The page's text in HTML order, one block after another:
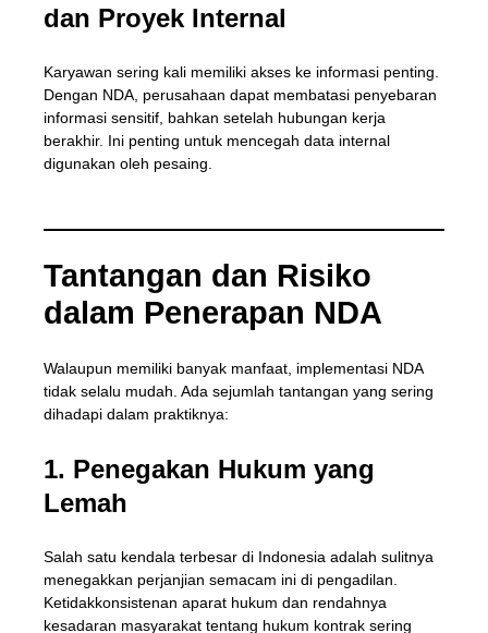
dan Proyek Internal
Karyawan sering kali memiliki akses ke informasi penting.
Dengan NDA, perusahaan dapat membatasi penyebaran
informasi sensitif, bahkan setelah hubungan kerja
berakhir. Ini penting untuk mencegah data internal
digunakan oleh pesaing.
Tantangan dan Risiko
dalam Penerapan NDA
Walaupun memiliki banyak manfaat, implementasi NDA
tidak selalu mudah. Ada sejumlah tantangan yang sering
dihadapi dalam praktiknya:
1. Penegakan Hukum yang
Lemah
Salah satu kendala terbesar di Indonesia adalah sulitnya
menegakkan perjanjian semacam ini di pengadilan.
Ketidakkonsistenan aparat hukum dan rendahnya
kesadaran masyarakat tentang hukum kontrak sering